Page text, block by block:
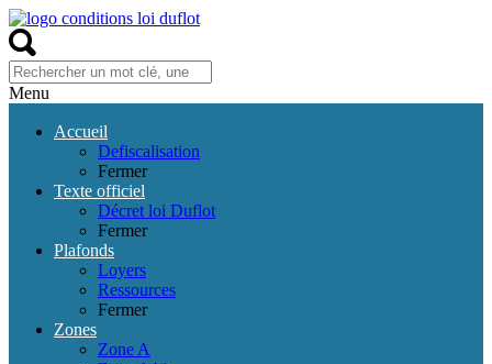
Menu
Accueil
Defiscalisation
Fermer
Texte officiel
Décret loi Duflot
Fermer
Plafonds
Loyers
Ressources
Fermer
Zones
Zone A